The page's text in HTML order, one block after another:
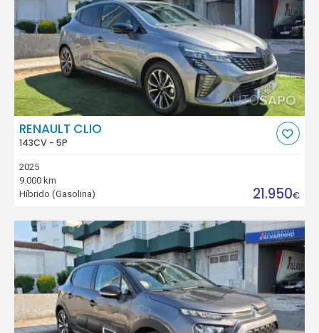
RENAULT CLIO
143CV - 5P
2025
9.000 km
Híbrido (Gasolina)
21.950€